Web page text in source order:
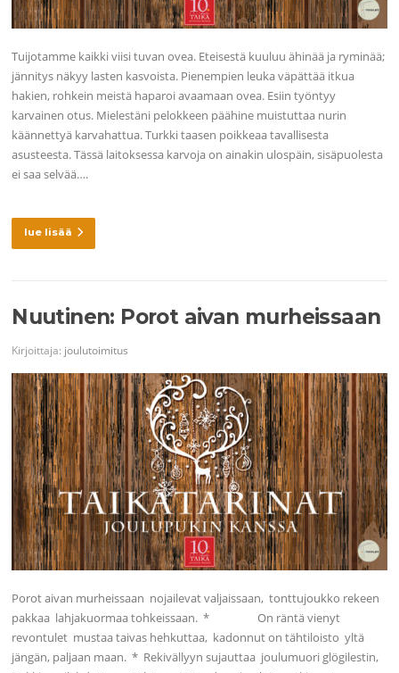
Tuijotamme kaikki viisi tuvan ovea. Eteisestä kuuluu ähinää ja ryminää;
jännitys näkyy lasten kasvoista. Pienempien leuka väpättää itkua
hakien, rohkein meistä haparoi avaamaan ovea. Esiin työntyy
karvainen otus. Mielestäni pelokkeen päähine muistuttaa nurin
käännettyä karvahattua. Turkki taasen poikkeaa tavallisesta
asusteesta. Tässä laitoksessa karvoja on ainakin ulospäin, sisäpuolesta
ei saa selvää….
lue lisää
Nuutinen: Porot aivan murheissaan
Kirjoittaja: joulutoimitus
Porot aivan murheissaan nojailevat valjaissaan, tonttujoukko rekeen
pakkaa lahjakuormaa tohkeissaan. * On räntä vienyt
revontulet mustaa taivas hehkuttaa, kadonnut on tähtiloisto yltä
jängän, paljaan maan. * Rekivällyyn sujauttaa joulumuori glögilestin,